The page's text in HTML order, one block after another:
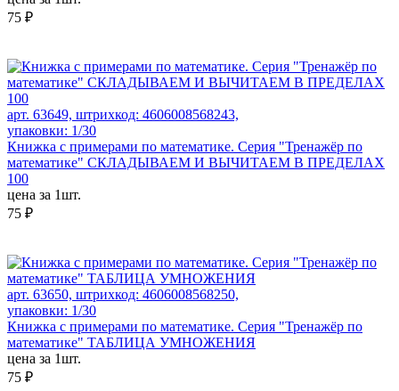
75 ₽
арт. 63649, штрихкод: 4606008568243,
упаковки: 1/30
Книжка с примерами по математике. Серия "Тренажёр по
математике" СКЛАДЫВАЕМ И ВЫЧИТАЕМ В ПРЕДЕЛАХ
100
цена за 1шт.
75 ₽
арт. 63650, штрихкод: 4606008568250,
упаковки: 1/30
Книжка с примерами по математике. Серия "Тренажёр по
математике" ТАБЛИЦА УМНОЖЕНИЯ
цена за 1шт.
75 ₽